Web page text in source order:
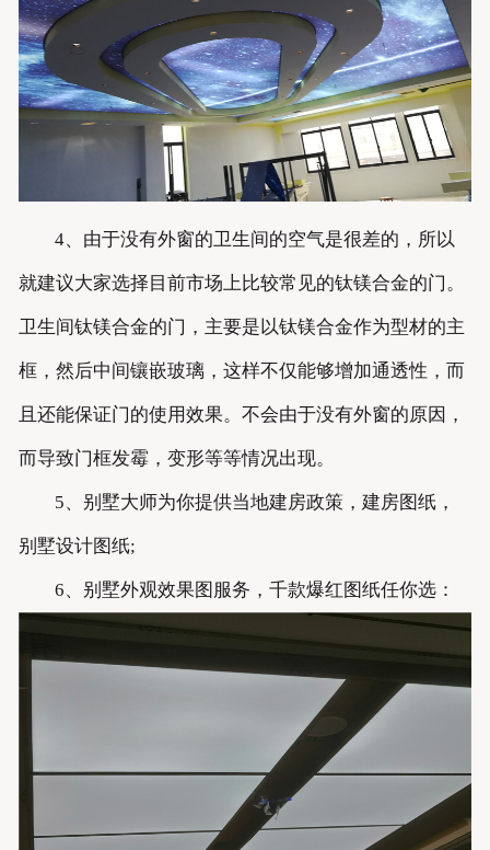
4、由于没有外窗的卫生间的空气是很差的，所以
就建议大家选择目前市场上比较常见的钛镁合金的门。
卫生间钛镁合金的门，主要是以钛镁合金作为型材的主
框，然后中间镶嵌玻璃，这样不仅能够增加通透性，而
且还能保证门的使用效果。不会由于没有外窗的原因，
而导致门框发霉，变形等等情况出现。
5、别墅大师为你提供当地建房政策，建房图纸，
别墅设计图纸;
6、别墅外观效果图服务，千款爆红图纸任你选：